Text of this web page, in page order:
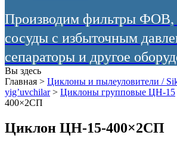
Производим фильтры
сосуды с избыточным
сепараторы и другое
Вы здесь
Главная > Циклоны и пылеуловители /
yig’uvchilar > Циклоны групповые ЦН-15
400×2СП
Циклон ЦН-15-400×2СП